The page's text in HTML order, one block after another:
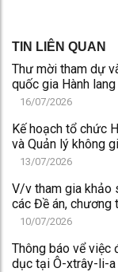
TIN LIÊN QUAN
Thư mời tham dự
quốc gia Hành
(UTM) tại Thủ đô
16/07/2026
Kế hoạch tổ chức
và Quản lý không
13/07/2026
V/v tham gia khảo
các Đề án, chương
10/07/2026
Thông báo vể việc
dục tại Ô-xtrây-li-a